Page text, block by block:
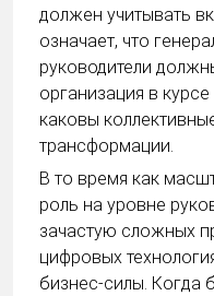
должен учитывать
означает, что
руководители
организация в
каковы
трансформации.
В то время как
роль на уровне
зачастую сложных
цифровых
бизнес-силы. Когда